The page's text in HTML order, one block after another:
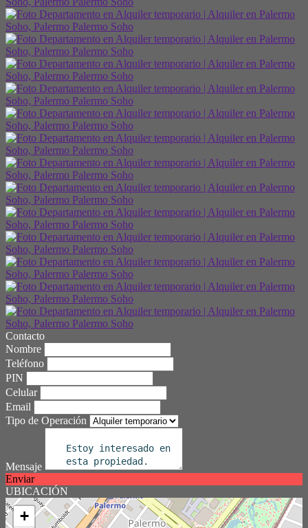
Contacto
Nombre
Teléfono
PIN
Celular
Email
Tipo de Operación
Mensaje
Enviar
UBICACIÓN
+